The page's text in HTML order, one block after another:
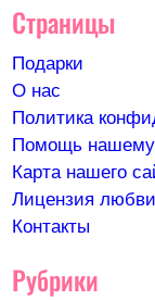
Страницы
Подарки
О нас
Политика
Помощь нашему
Карта нашего
Лицензия
Контакты
Рубрики